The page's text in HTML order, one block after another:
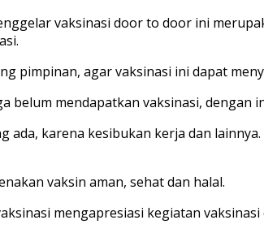
vaksinasi door to door ini
pimpinan, agar vaksinasi ini dapat
belum mendapatkan vaksinasi,
ada, karena kesibukan kerja dan
vaksin aman, sehat dan halal.
mengapresiasi kegiatan